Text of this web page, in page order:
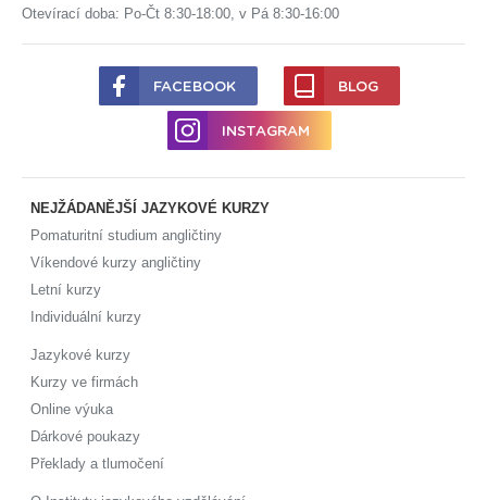
Otevírací doba: Po-Čt 8:30-18:00, v Pá 8:30-16:00
NEJŽÁDANĚJŠÍ JAZYKOVÉ KURZY
Pomaturitní studium angličtiny
Víkendové kurzy angličtiny
Letní kurzy
Individuální kurzy
Jazykové kurzy
Kurzy ve firmách
Online výuka
Dárkové poukazy
Překlady a tlumočení
FACEBOOK BLOG
INSTAGRAM